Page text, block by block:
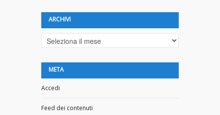
ARCHIVI
Archivi
META
Accedi
Feed dei contenuti